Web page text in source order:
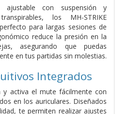
ajustable con suspensión y
los MH-STRIKE
para largas sesiones de
reduce la presión en la
asegurando que puedas
en tus partidas sin molestias.
Integrados
y activa el mute fácilmente con
en los auriculares. Diseñados
te permiten realizar ajustes